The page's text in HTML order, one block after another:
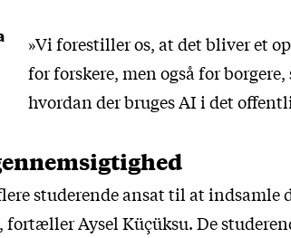
»Vi forestiller os, at det bliver et
for forskere, men også for
hvordan der bruges AI i det
studerende ansat til at indsamle
fortæller Aysel Küçüksu. De